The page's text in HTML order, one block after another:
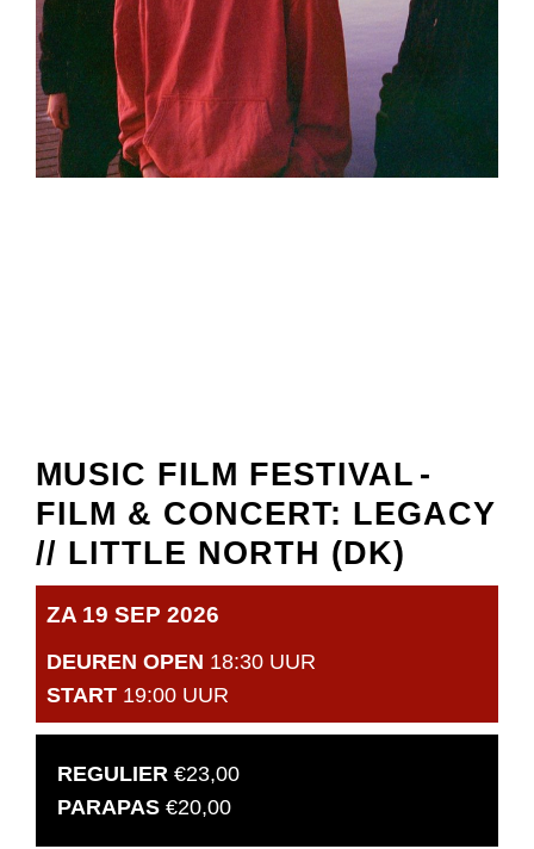
MUSIC FILM FESTIVAL -
FILM & CONCERT: LEGACY
// LITTLE NORTH (DK)
ZA 19 SEP 2026
DEUREN OPEN 18:30 UUR
START 19:00 UUR
REGULIER €23,00
PARAPAS €20,00